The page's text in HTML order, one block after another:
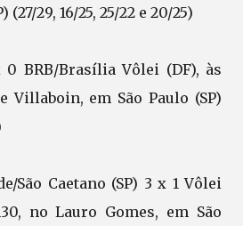
(27/29, 16/25, 25/22 e 20/25)
BRB/Brasília Vôlei (DF), às
Villaboin, em São Paulo (SP)
São Caetano (SP) 3 x 1 Vôlei
no Lauro Gomes, em São